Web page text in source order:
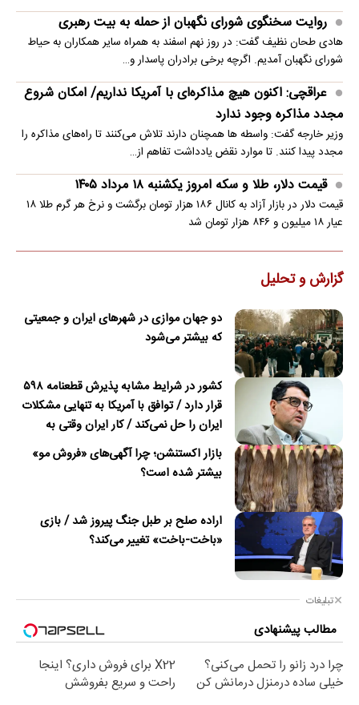
روایت سخنگوی شورای نگهبان از حمله به بیت رهبری
هادی طحان نظیف گفت: در روز نهم اسفند به همراه سایر همکاران به حیاط
شورای نگهبان آمدیم. اگرچه برخی برادران پاسدار و…
عراقچی: اکنون هیچ مذاکره‌ای با آمریکا نداریم/ امکان شروع
مجدد مذاکره وجود ندارد
وزیر خارجه گفت: واسطه ها همچنان دارند تلاش می‌کنند تا راه‌های مذاکره را
مجدد پیدا کنند. تا موارد نقض یادداشت تفاهم از…
قیمت دلار، طلا و سکه امروز یکشنبه ۱۸ مرداد ۱۴۰۵
قیمت دلار در بازار آزاد به کانال ۱۸۶ هزار تومان برگشت و نرخ هر گرم طلا ۱۸
عیار ۱۸ میلیون و ۸۴۶ هزار تومان شد
گزارش و تحلیل
دو جهان موازی در شهرهای ایران و جمعیتی
که بیشتر می‌شود
کشور در شرایط مشابه پذیرش قطعنامه ۵۹۸
قرار دارد / توافق با آمریکا به تنهایی مشکلات
ایران را حل نمی‌کند / کار ایران وقتی به
امضای ترکمانچای رسید که دیگر چاره‌ای نبود
بازار اکستنشن؛ چرا آگهی‌های «فروش مو»
بیشتر شده است؟
اراده صلح بر طبل جنگ پیروز شد / بازی
«باخت-باخت» تغییر می‌کند؟
تبلیغات
مطالب پیشنهادی
چرا درد زانو را تحمل می‌کنی؟
خیلی ساده درمنزل درمانش کن
X22 برای فروش داری؟ اینجا
راحت و سریع بفروشش